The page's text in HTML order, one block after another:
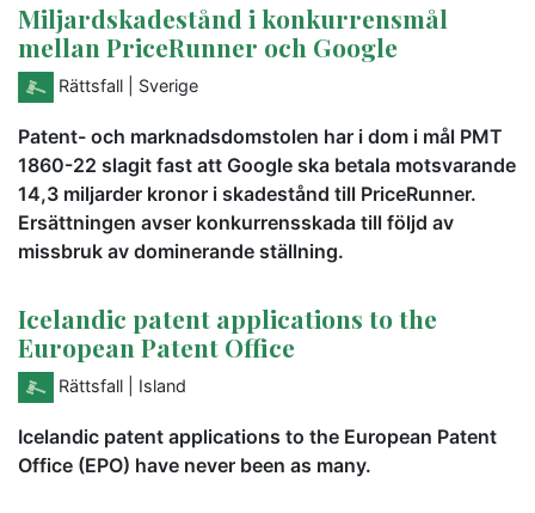
Miljardskadestånd i konkurrensmål
mellan PriceRunner och Google
Rättsfall | Sverige
Patent- och marknadsdomstolen har i dom i mål PMT
1860-22 slagit fast att Google ska betala motsvarande
14,3 miljarder kronor i skadestånd till PriceRunner.
Ersättningen avser konkurrensskada till följd av
missbruk av dominerande ställning.
Icelandic patent applications to the
European Patent Office
Rättsfall | Island
Icelandic patent applications to the European Patent
Office (EPO) have never been as many.